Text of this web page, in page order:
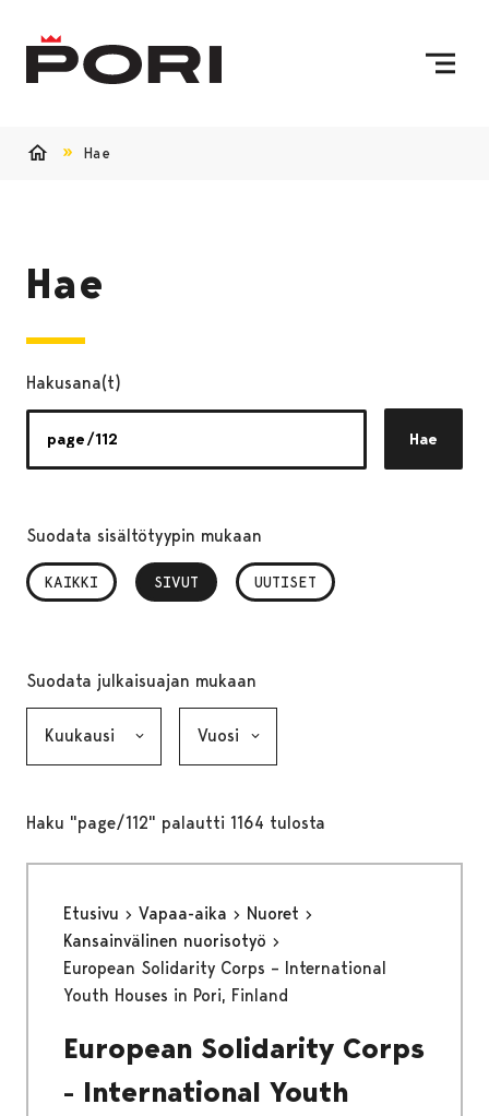
Hae
Hae
Hakusana(t)
Hae
Suodata sisältötyypin mukaan
KAIKKI SIVUT
, VALITTU UUTISET
Suodata julkaisuajan mukaan
Haku "page/112" palautti 1164 tulosta
Etusivu Vapaa-aika
Nuoret
Kansainvälinen nuorisotyö
European Solidarity Corps – International
Youth Houses in Pori, Finland
European Solidarity Corps
- International Youth